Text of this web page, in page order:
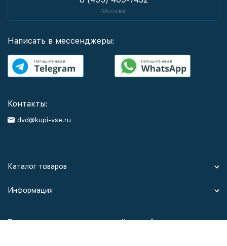
Москва
Написать в мессенджеры:
Контакты:
dvd@kupi-vse.ru
Каталог товаров
Информация
Политика персональных данных Карта сайта